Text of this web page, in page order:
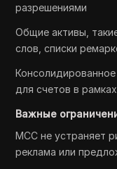
разрешениями
Общие активы,
слов, списки
для счетов в
Важные
MCC не устраняет
реклама или